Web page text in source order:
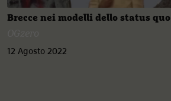
Brecce nei modelli dello status quo
12 Agosto 2022